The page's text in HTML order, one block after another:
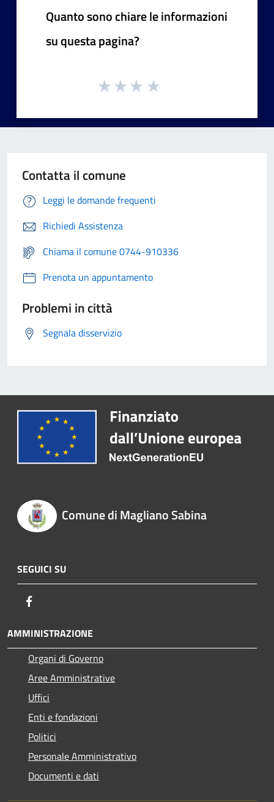
Quanto sono chiare le informazioni
su questa pagina?
Contatta il comune
Leggi le domande frequenti
Richiedi Assistenza
Chiama il comune 0744-910336
Prenota un appuntamento
Problemi in città
Segnala disservizio
Comune di Magliano Sabina
SEGUICI SU
AMMINISTRAZIONE
Organi di Governo
Aree Amministrative
Uffici
Enti e fondazioni
Politici
Personale Amministrativo
Documenti e dati